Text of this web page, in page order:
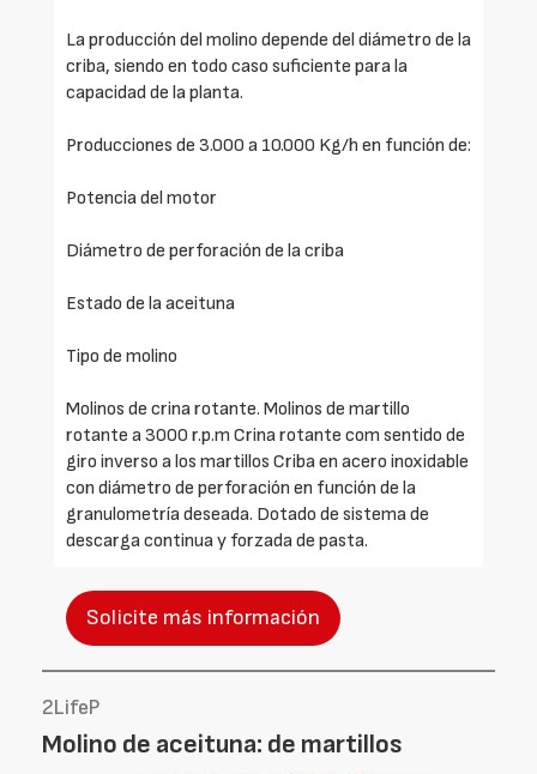
La producción del molino depende del diámetro de la
criba, siendo en todo caso suficiente para la
capacidad de la planta.
Producciones de 3.000 a 10.000 Kg/h en función de:
Potencia del motor
Diámetro de perforación de la criba
Estado de la aceituna
Tipo de molino
Molinos de crina rotante. Molinos de martillo
rotante a 3000 r.p.m Crina rotante com sentido de
giro inverso a los martillos Criba en acero inoxidable
con diámetro de perforación en función de la
granulometría deseada. Dotado de sistema de
descarga continua y forzada de pasta.
Solicite más información
2LifeP
Molino de aceituna: de martillos